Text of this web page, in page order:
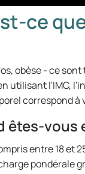
ce
obèse - ce
utilisant l'IMC,
correspond à
êtes-vous
entre 18 et
pondérale